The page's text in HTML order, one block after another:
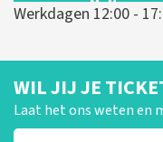
Werkdagen 12:00 -
WIL JIJ JE
Laat het ons weten en